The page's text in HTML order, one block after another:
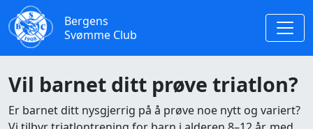
Bergens
Svømme Club
Vil barnet ditt prøve triatlon?
Er barnet ditt nysgjerrig på å prøve noe nytt og variert?